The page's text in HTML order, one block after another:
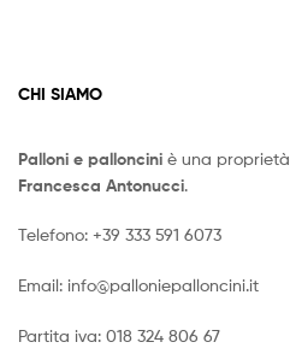
CHI SIAMO
Palloni e palloncini è una proprietà
Francesca Antonucci.
Telefono: +39 333 591 6073
Email: info@palloniepalloncini.it
Partita iva: 018 324 806 67